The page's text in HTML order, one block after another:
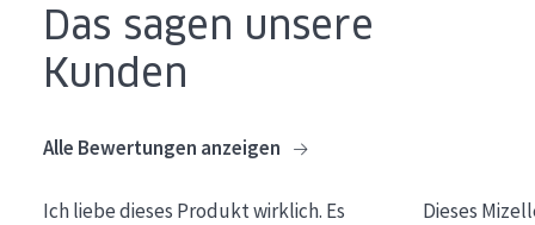
Reinigung
Essentials
Lift+
Das sagen unsere
Kunden
Alle Bewertungen anzeigen
Ich liebe dieses Produkt wirklich. Es
Dieses